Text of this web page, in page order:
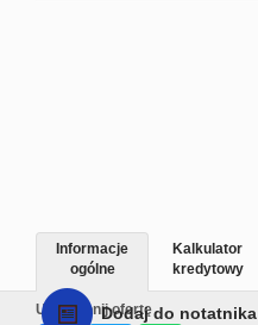
Dodaj do notatnika
Udostępnij ofertę
Informacje
ogólne
Kalkulator
kredytowy